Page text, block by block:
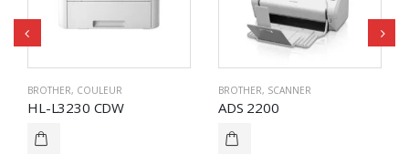
BROTHER, COULEUR
HL-L3230 CDW
BROTHER, SCANNER
ADS 2200